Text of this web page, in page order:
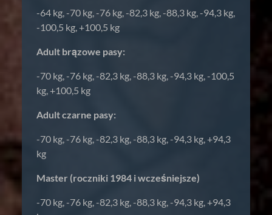
-64 kg, -70 kg, -76 kg, -82,3 kg, -88,3 kg, -94,3 kg,
-100,5 kg, +100,5 kg
Adult brązowe pasy:
-70 kg, -76 kg, -82,3 kg, -88,3 kg, -94,3 kg, -100,5
kg, +100,5 kg
Adult czarne pasy:
-70 kg, -76 kg, -82,3 kg, -88,3 kg, -94,3 kg, +94,3
kg
Master (roczniki 1984 i wcześniejsze)
-70 kg, -76 kg, -82,3 kg, -88,3 kg, -94,3 kg, +94,3